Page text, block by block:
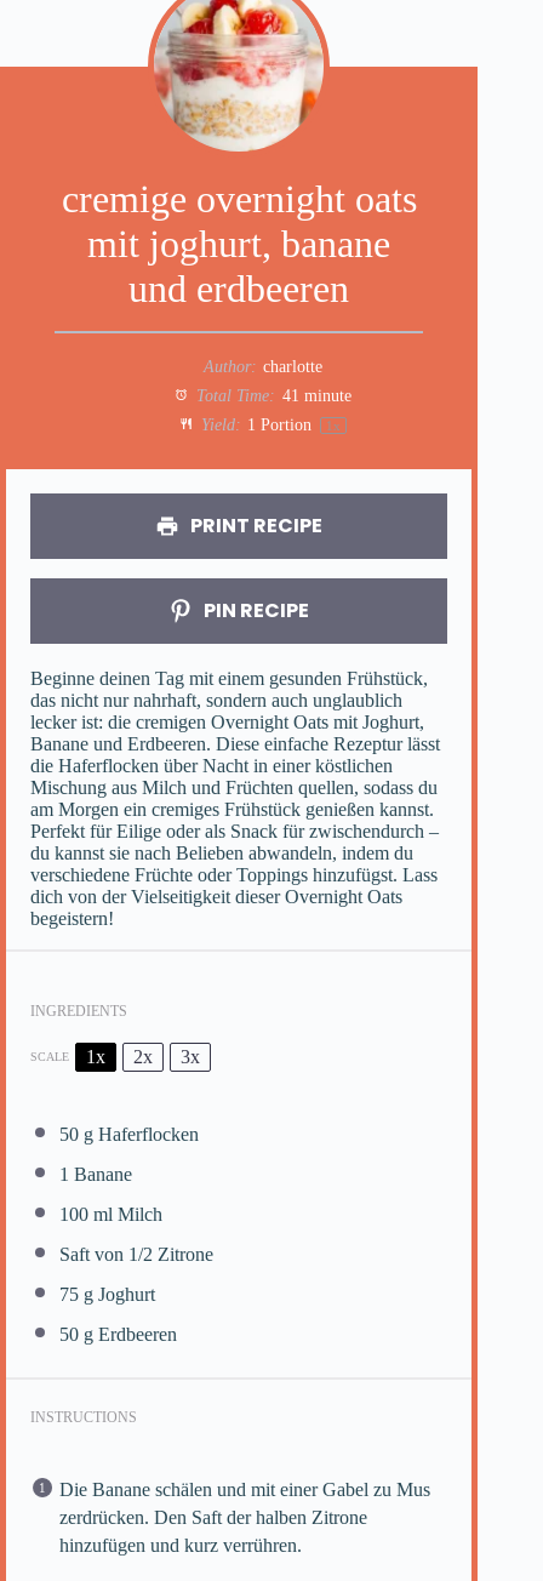
cremige overnight oats
mit joghurt, banane
und erdbeeren
Author: charlotte
Total Time: 41 minute
Yield: 1 Portion 1x
PRINT RECIPE
PIN RECIPE
Beginne deinen Tag mit einem gesunden Frühstück,
das nicht nur nahrhaft, sondern auch unglaublich
lecker ist: die cremigen Overnight Oats mit Joghurt,
Banane und Erdbeeren. Diese einfache Rezeptur lässt
die Haferflocken über Nacht in einer köstlichen
Mischung aus Milch und Früchten quellen, sodass du
am Morgen ein cremiges Frühstück genießen kannst.
Perfekt für Eilige oder als Snack für zwischendurch –
du kannst sie nach Belieben abwandeln, indem du
verschiedene Früchte oder Toppings hinzufügst. Lass
dich von der Vielseitigkeit dieser Overnight Oats
begeistern!
INGREDIENTS
SCALE 1x 2x 3x
50 g Haferflocken
1 Banane
100 ml Milch
Saft von 1/2 Zitrone
75 g Joghurt
50 g Erdbeeren
INSTRUCTIONS
Die Banane schälen und mit einer Gabel zu Mus
zerdrücken. Den Saft der halben Zitrone
hinzufügen und kurz verrühren.